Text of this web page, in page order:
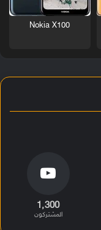
Nokia X100
1٬300
المشتركون